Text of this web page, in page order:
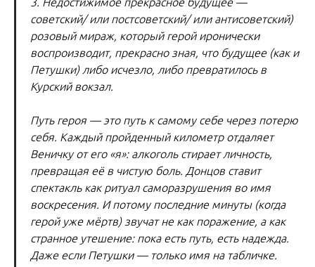
советский/ или постсоветский/ или антисоветский)
розовый мираж, который герой иронически
воспроизводит, прекрасно зная, что будущее (как и
Петушки) либо исчезло, либо превратилось в
Курский вокзал.
Путь героя — это путь к самому себе через потерю
себя. Каждый пройденный километр отдаляет
Веничку от его «я»: алкоголь стирает личность,
превращая её в чистую боль. Донцов ставит
спектакль как ритуал саморазрушения во имя
воскресения. И потому последние минуты (когда
герой уже мёртв) звучат не как поражение, а как
странное утешение: пока есть путь, есть надежда.
Даже если Петушки — только имя на табличке.